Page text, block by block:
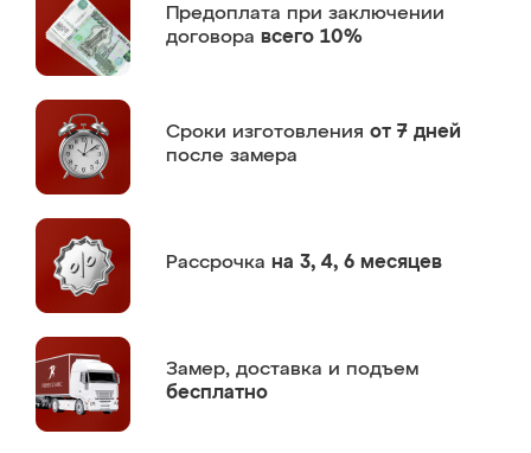
Предоплата при заключении
договора всего 10%
Сроки изготовления от 7 дней
после замера
Рассрочка на 3, 4, 6 месяцев
Замер, доставка и подъем
бесплатно